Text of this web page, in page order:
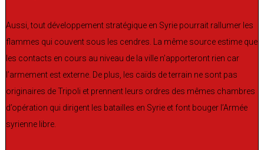
Aussi, tout développement stratégique en Syrie pourrait rallumer les
flammes qui couvent sous les cendres. La même source estime que
les contacts en cours au niveau de la ville n’apporteront rien car
l’armement est externe. De plus, les caïds de terrain ne sont pas
originaires de Tripoli et prennent leurs ordres des mêmes chambres
d’opération qui dirigent les batailles en Syrie et font bouger l’Armée
syrienne libre.